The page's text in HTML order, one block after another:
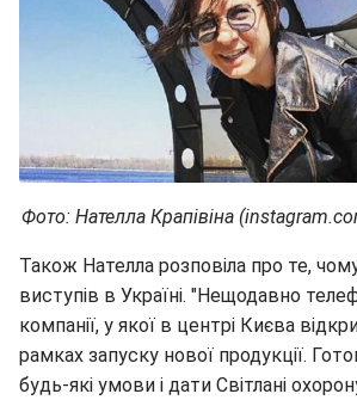
Фото: Нателла Крапівіна
Також Нателла розповіла про те,
виступів в Україні. "Нещодавно
компанії, у якої в центрі Києва
рамках запуску нової продукції.
будь-які умови і дати Світлані